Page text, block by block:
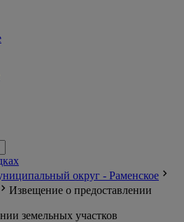
округ - Раменское
Извещение о предоставлении
земельных участков